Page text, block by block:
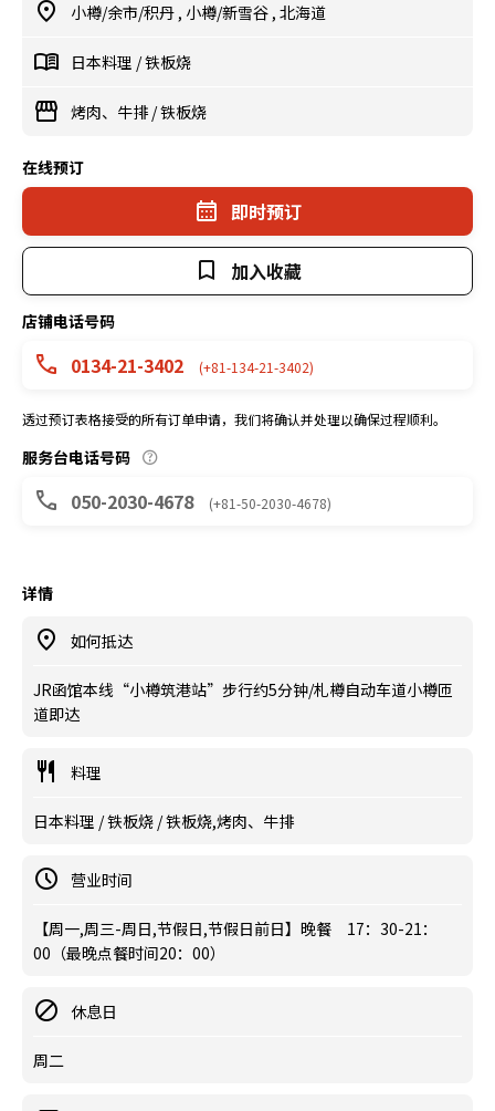
小樽/余市/积丹 , 小樽/新雪谷 , 北海道
日本料理 /铁板烧
烤肉、牛排 /铁板烧
在线预订
即时预订
加入收藏
店铺电话号码
0134-21-3402 (+81-134-21-3402)
透过预订表格接受的所有订单申请，我们将确认并处理以确保过程顺利。
服务台电话号码
050-2030-4678 (+81-50-2030-4678)
详情
如何抵达
JR函馆本线“小樽筑港站”步行约5分钟/札樽自动车道小樽匝
道即达
料理
日本料理 / 铁板烧 / 铁板烧,烤肉、牛排
营业时间
【周一,周三-周日,节假日,节假日前日】晚餐 17：30-21：
00（最晚点餐时间20：00）
休息日
周二